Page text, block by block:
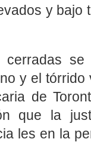
y bajo
y el
de
que la
les en la